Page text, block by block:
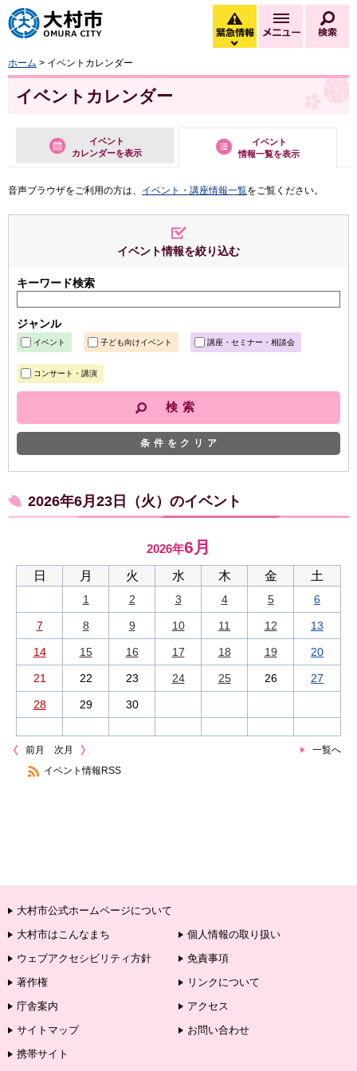
大村市
緊急情報
緊急情報を開く
メニュー
ホーム > イベントカレンダー
イベントカレンダー
イベント
カレンダーを表示
イベント
情報一覧を表示
音声ブラウザをご利用の方は、 イベント・講座情報一覧をご覧ください。
イベント情報を絞り込む
キーワード検索
ジャンル
イベント 子ども向けイベント 講座・セミナー・相談会
コンサート・講演
条件をクリア
2026年6月23日（火）のイベント
2026年6月
日 月 火 水 木 金 土
1 2 3 4 5 6
7 8 9 10 11 12 13
14 15 16 17 18 19 20
21 22 23 24 25 26 27
28 29 30
前月 一覧へ
次月
イベント情報RSS
大村市公式ホームページについて
大村市はこんなまち
個人情報の取り扱い
ウェブアクセシビリティ方針
免責事項
著作権
リンクについて
庁舎案内
アクセス
サイトマップ
お問い合わせ
携帯サイト